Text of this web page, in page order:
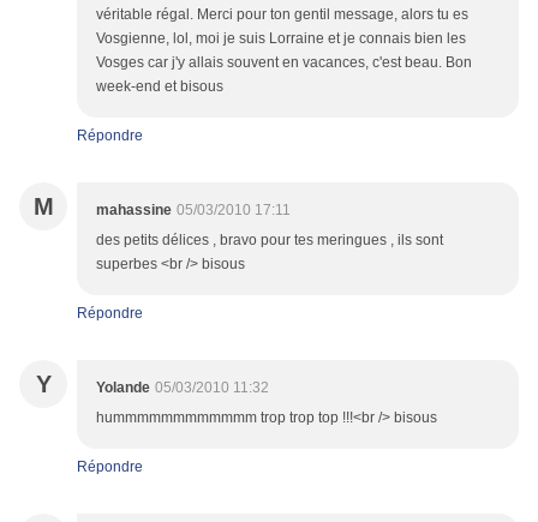
véritable régal. Merci pour ton gentil message, alors tu es
Vosgienne, lol, moi je suis Lorraine et je connais bien les
Vosges car j'y allais souvent en vacances, c'est beau. Bon
week-end et bisous
Répondre
M mahassine 05/03/2010 17:11
des petits délices , bravo pour tes meringues , ils sont
superbes <br /> bisous
Répondre
Y Yolande 05/03/2010 11:32
hummmmmmmmmmmm trop trop top !!!<br /> bisous
Répondre